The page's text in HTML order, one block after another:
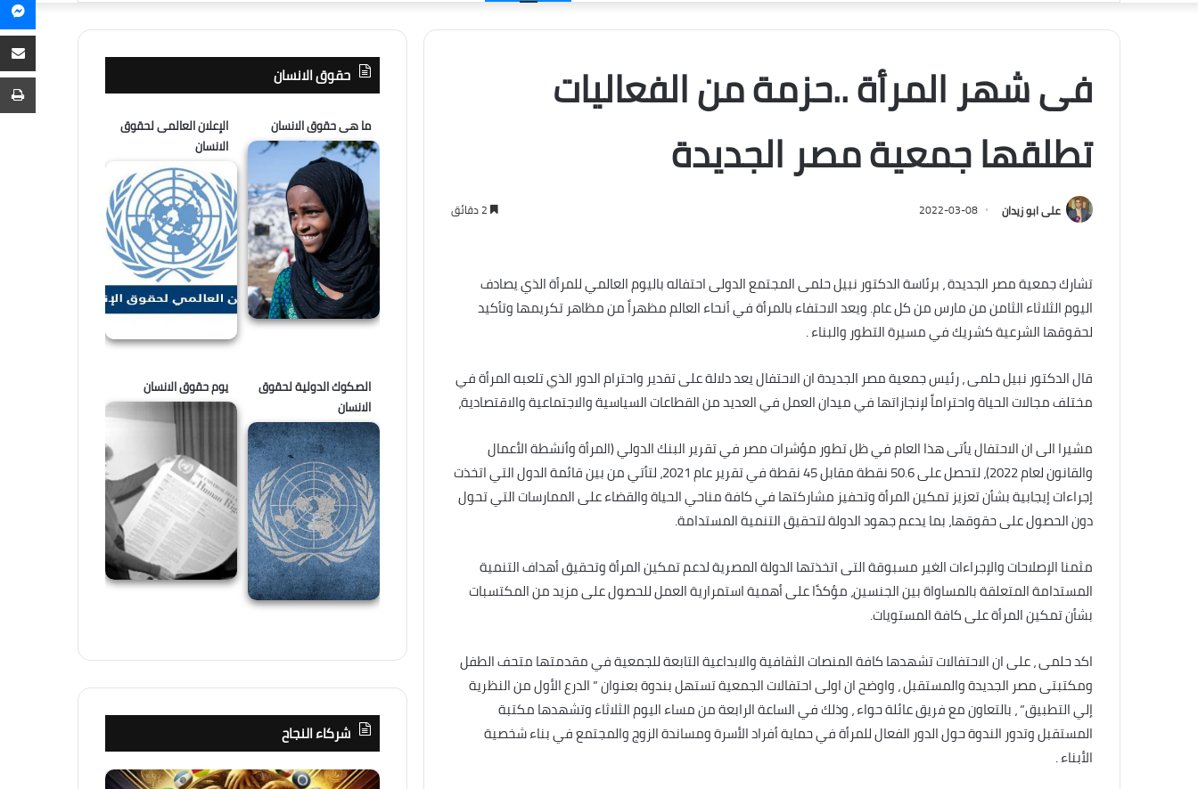
فى شهر المرأة ..حزمة من الفعاليات
تطلقها جمعية مصر الجديدة
على ابو زيدان 2022-03-08
تشارك جمعية مصر الجديدة ، برئاسة الدكتور نبيل حلمى المجتمع الدولى احتفاله باليوم العالمي للمرأة الذي يصادف
اليوم الثلاثاء الثامن من مارس من كل عام. ويعد الاحتفاء بالمرأة في أنحاء العالم مظهراً من مظاهر تكريمها وتأكيد
لحقوقها الشرعية كشريك في مسيرة التطور والبناء .
قال الدكتور نبيل حلمى ، رئيس جمعية مصر الجديدة ان الاحتفال يعد دلالة على تقدير واحترام الدور الذي تلعبه المرأة في
مختلف مجالات الحياة واحتراماً لإنجازاتها في ميدان العمل في العديد من القطاعات السياسية والاجتماعية والاقتصادية،
مشيرا الى ان الاحتفال يأتى هذا العام في ظل تطور مؤشرات مصر في تقرير البنك الدولي (المرأة وأنشطة الأعمال
والقانون لعام 2022)، لتحصل على 50.6 نقطة مقابل 45 نقطة في تقرير عام 2021، لتأتي من بين قائمة الدول التي اتخذت
إجراءات إيجابية بشأن تعزيز تمكين المرأة وتحفيز مشاركتها في كافة مناحي الحياة والقضاء على الممارسات التي تحول
دون الحصول على حقوقها، بما يدعم جهود الدولة لتحقيق التنمية المستدامة.
مثمنا الإصلاحات والإجراءات الغير مسبوقة التى اتخذتها الدولة المصرية لدعم تمكين المرأة وتحقيق أهداف التنمية
المستدامة المتعلقة بالمساواة بين الجنسين، مؤكدًا على أهمية استمرارية العمل للحصول على مزيد من المكتسبات
بشأن تمكين المرأة على كافة المستويات.
اكد حلمى ، على ان الاحتفالات تشهدها كافة المنصات الثقافية والابداعية التابعة للجمعية في مقدمتها متحف الطفل
ومكتبتى مصر الجديدة والمستقبل ، واوضح ان اولى احتفالات الجمعية تستهل بندوة بعنوان ” الدرع الأول من النظرية
إلي التطبيق” ، بالتعاون مع فريق عائلة حواء ، وذلك في الساعة الرابعة من مساء اليوم الثلاثاء وتشهدها مكتبة
المستقبل وتدور الندوة حول الدور الفعال للمرأة في حماية أفراد الأسرة ومساندة الزوج والمجتمع في بناء شخصية
الأبناء .
حقوق الانسان
ما هى حقوق الانسان
الإعلان العالمى لحقوق
الانسان
الصكوك الدولية لحقوق
الانسان
يوم حقوق الانسان
شركاء النجاح